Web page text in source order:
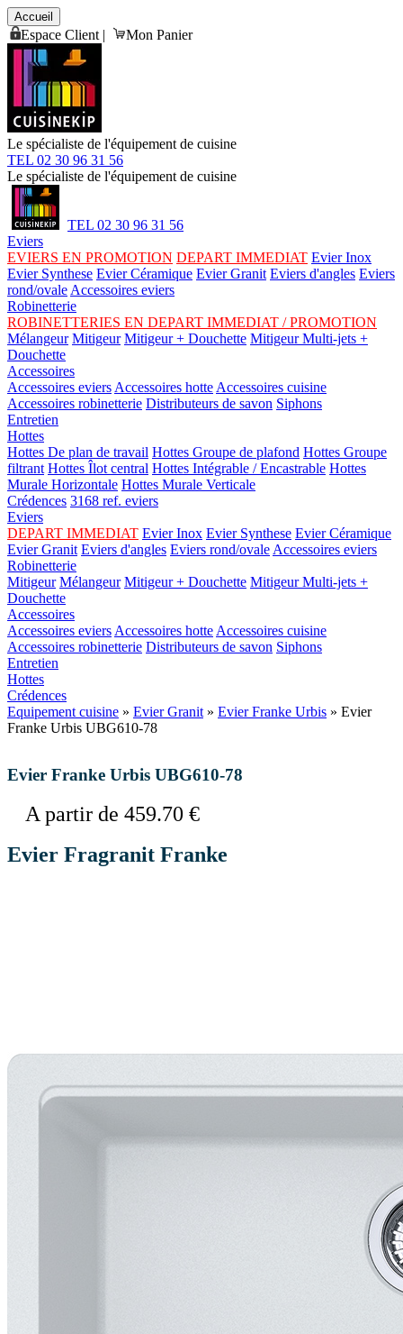
Accueil
Espace Client | Mon Panier
Le spécialiste de l'équipement de cuisine
TEL 02 30 96 31 56
Le spécialiste de l'équipement de cuisine
TEL 02 30 96 31 56
Eviers
EVIERS EN PROMOTION DEPART IMMEDIAT Evier Inox
Evier Synthese Evier Céramique Evier Granit Eviers d'angles Eviers
rond/ovale Accessoires eviers
Robinetterie
ROBINETTERIES EN DEPART IMMEDIAT / PROMOTION
Mélangeur Mitigeur Mitigeur + Douchette Mitigeur Multi-jets +
Douchette
Accessoires
Accessoires eviers Accessoires hotte Accessoires cuisine
Accessoires robinetterie Distributeurs de savon Siphons
Entretien
Hottes
Hottes De plan de travail Hottes Groupe de plafond Hottes Groupe
filtrant Hottes Îlot central Hottes Intégrable / Encastrable Hottes
Murale Horizontale Hottes Murale Verticale
Crédences 3168 ref. eviers
Eviers
DEPART IMMEDIAT Evier Inox Evier Synthese Evier Céramique
Evier Granit Eviers d'angles Eviers rond/ovale Accessoires eviers
Robinetterie
Mitigeur Mélangeur Mitigeur + Douchette Mitigeur Multi-jets +
Douchette
Accessoires
Accessoires eviers Accessoires hotte Accessoires cuisine
Accessoires robinetterie Distributeurs de savon Siphons
Entretien
Hottes
Crédences
Equipement cuisine » Evier Granit » Evier Franke Urbis » Evier
Franke Urbis UBG610-78
Evier Franke Urbis UBG610-78
A partir de 459.70 €
Evier Fragranit Franke